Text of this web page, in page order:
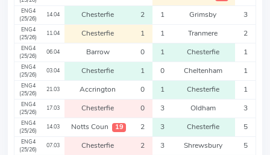
ENG4
(25/26)
14.04 Chesterfie 2 1 Grimsby 3
ENG4
(25/26)
11.04 Chesterfie 1 1 Tranmere 2
ENG4
(25/26)
06.04 Barrow 0 1 Chesterfie 1
ENG4
(25/26)
03.04 Chesterfie 1 0 Cheltenham 1
ENG4
(25/26)
21.03 Accrington 0 1 Chesterfie 1
ENG4
(25/26)
17.03 Chesterfie 0 3 Oldham 3
ENG4
(25/26)
14.03 Notts Coun 19 2 3 Chesterfie 5
ENG4
(25/26)
07.03 Chesterfie 2 3 Shrewsbury 5